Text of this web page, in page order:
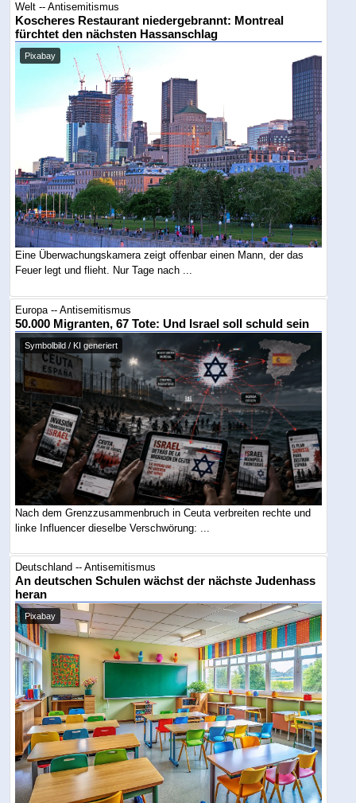
Welt -- Antisemitismus
Koscheres Restaurant niedergebrannt: Montreal
fürchtet den nächsten Hassanschlag
Pixabay
Eine Überwachungskamera zeigt offenbar einen Mann, der das
Feuer legt und flieht. Nur Tage nach ...
Europa -- Antisemitismus
50.000 Migranten, 67 Tote: Und Israel soll schuld sein
Symbolbild / KI generiert
Nach dem Grenzzusammenbruch in Ceuta verbreiten rechte und
linke Influencer dieselbe Verschwörung: ...
Deutschland -- Antisemitismus
An deutschen Schulen wächst der nächste Judenhass
heran
Pixabay